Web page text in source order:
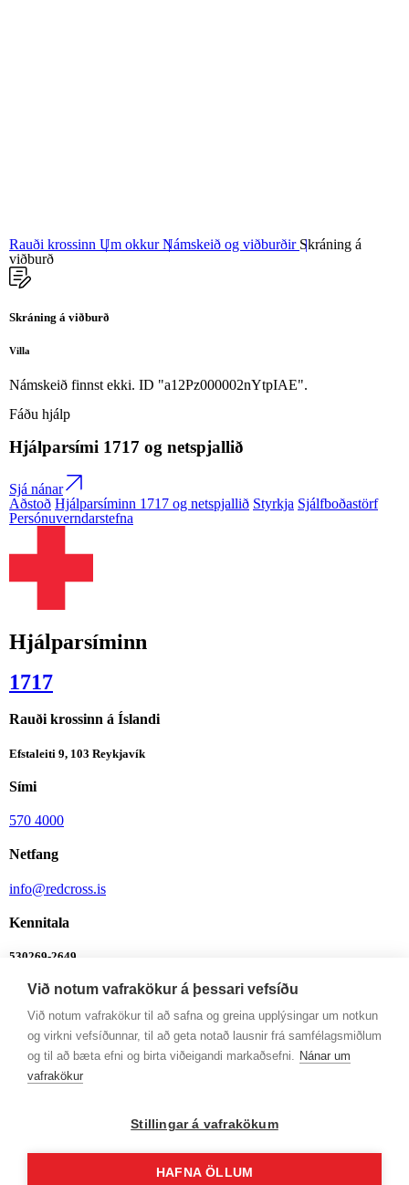
Rauði krossinn Um okkurNámskeið og viðburðir Skráning á
viðburð
Skráning á viðburð
Villa
Námskeið finnst ekki. ID "a12Pz000002nYtpIAE".
Fáðu hjálp
Hjálparsími 1717 og netspjallið
Sjá nánar
Aðstoð Hjálparsíminn 1717 og netspjallið Styrkja Sjálfboðastörf
Persónuverndarstefna
Hjálparsíminn
1717
Rauði krossinn á Íslandi
Efstaleiti 9, 103 Reykjavík
Sími
570 4000
Netfang
info@redcross.is
Kennitala
530269-2649
Bankanúmer
0342-26-555
Ábendingalína
Mán-Fim: 9-12 og 13-16
Við notum vafrakökur á þessari vefsíðu
Við notum vafrakökur til að safna og greina upplýsingar um notkun
og virkni vefsíðunnar, til að geta notað lausnir frá samfélagsmiðlum
og til að bæta efni og birta viðeigandi markaðsefni. Nánar um
vafrakökur
Stillingar á vafrakökum
HAFNA ÖLLUM